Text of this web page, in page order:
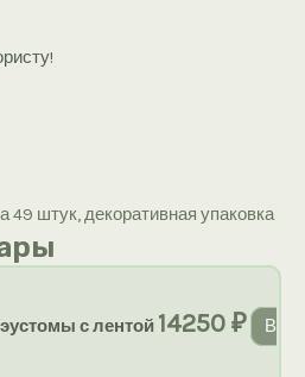
49 штук, декоративная упаковка
эустомы с лентой 14250₽ В